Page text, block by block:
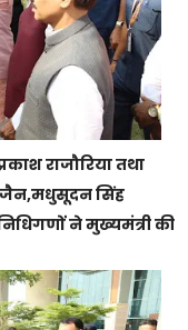
राजौरिया तथा
जैन,मधुसूदन सिंह
ने मुख्यमंत्री की